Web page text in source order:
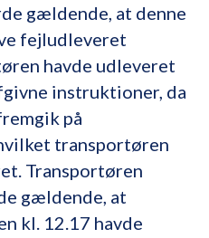
gældende, at denne
fejludleveret
havde udleveret
instruktioner, da
på
transportøren
Transportøren
gældende, at
kl. 12.17 havde